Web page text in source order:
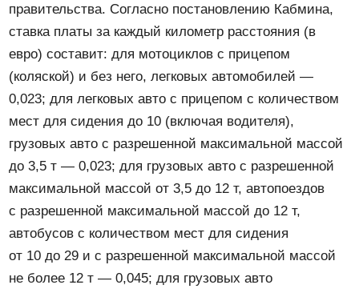
правительства. Согласно постановлению Кабмина,
ставка платы за каждый километр расстояния (в
евро) составит: для мотоциклов с прицепом
(коляской) и без него, легковых автомобилей —
0,023; для легковых авто с прицепом с количеством
мест для сидения до 10 (включая водителя),
грузовых авто с разрешенной максимальной массой
до 3,5 т — 0,023; для грузовых авто с разрешенной
максимальной массой от 3,5 до 12 т, автопоездов
с разрешенной максимальной массой до 12 т,
автобусов с количеством мест для сидения
от 10 до 29 и с разрешенной максимальной массой
не более 12 т — 0,045; для грузовых авто